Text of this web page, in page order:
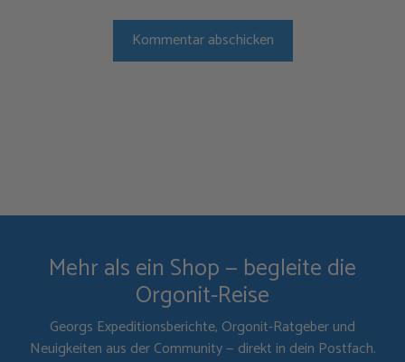
Mehr als ein Shop — begleite die
Orgonit-Reise
Georgs Expeditionsberichte, Orgonit-Ratgeber und
Neuigkeiten aus der Community — direkt in dein Postfach.